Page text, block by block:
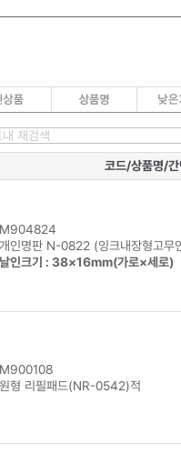
코드/상품명/간
M904824
개인명판 N-0822 (잉크내장형고
날인크기 : 38×16mm(가로×세로)
M900108
원형 리필패드(NR-0542)적